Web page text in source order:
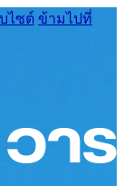
ไซต์ ข้ามไปที่